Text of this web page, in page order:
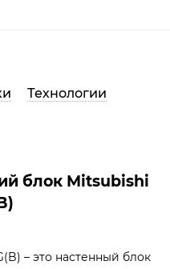
Технологии
блок Mitsubishi
– это настенный блок